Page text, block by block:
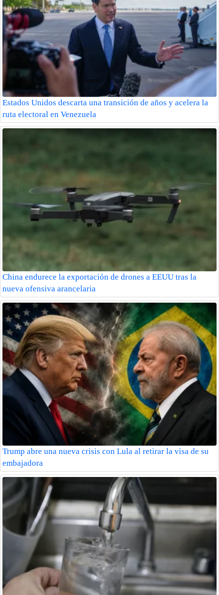
Estados Unidos descarta una transición de años y acelera la
ruta electoral en Venezuela
China endurece la exportación de drones a EEUU tras la
nueva ofensiva arancelaria
Trump abre una nueva crisis con Lula al retirar la visa de su
embajadora